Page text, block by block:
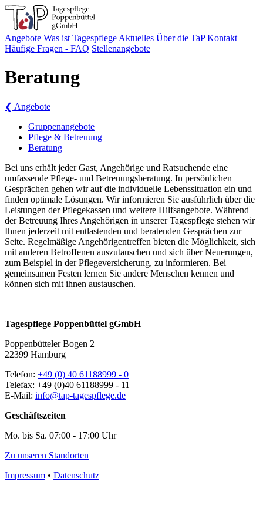
Angebote Was ist Tagespflege Aktuelles Über die TaP Kontakt
Häufige Fragen - FAQ Stellenangebote
Beratung
❮ Angebote
Gruppenangebote
Pflege & Betreuung
Beratung
Bei uns erhält jeder Gast, Angehörige und Ratsuchende eine
umfassende Pflege- und Betreuungsberatung. In persönlichen
Gesprächen gehen wir auf die individuelle Lebenssituation ein und
finden optimale Lösungen. Wir informieren Sie ausführlich über die
Leistungen der Pflegekassen und weitere Hilfsangebote. Während
der Betreuung Ihres Angehörigen in unserer Tagespflege stehen wir
Ihnen jederzeit mit entlastenden und beratenden Gesprächen zur
Seite. Regelmäßige Angehörigentreffen bieten die Möglichkeit, sich
mit anderen Betroffenen auszutauschen und sich über Neuerungen,
zum Beispiel in der Pflegeversicherung, zu informieren. Bei
gemeinsamen Festen lernen Sie andere Menschen kennen und
können sich mit ihnen austauschen.
Tagespflege Poppenbüttel gGmbH
Poppenbütteler Bogen 2
22399 Hamburg
Telefon: +49 (0) 40 61188999 - 0
Telefax: +49 (0)40 61188999 - 11
E-Mail: info@tap-tagespflege.de
Geschäftszeiten
Mo. bis Sa. 07:00 - 17:00 Uhr
Zu unseren Standorten
Impressum • Datenschutz